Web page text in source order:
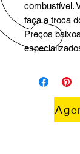
combustível.
faça a troca
Preços